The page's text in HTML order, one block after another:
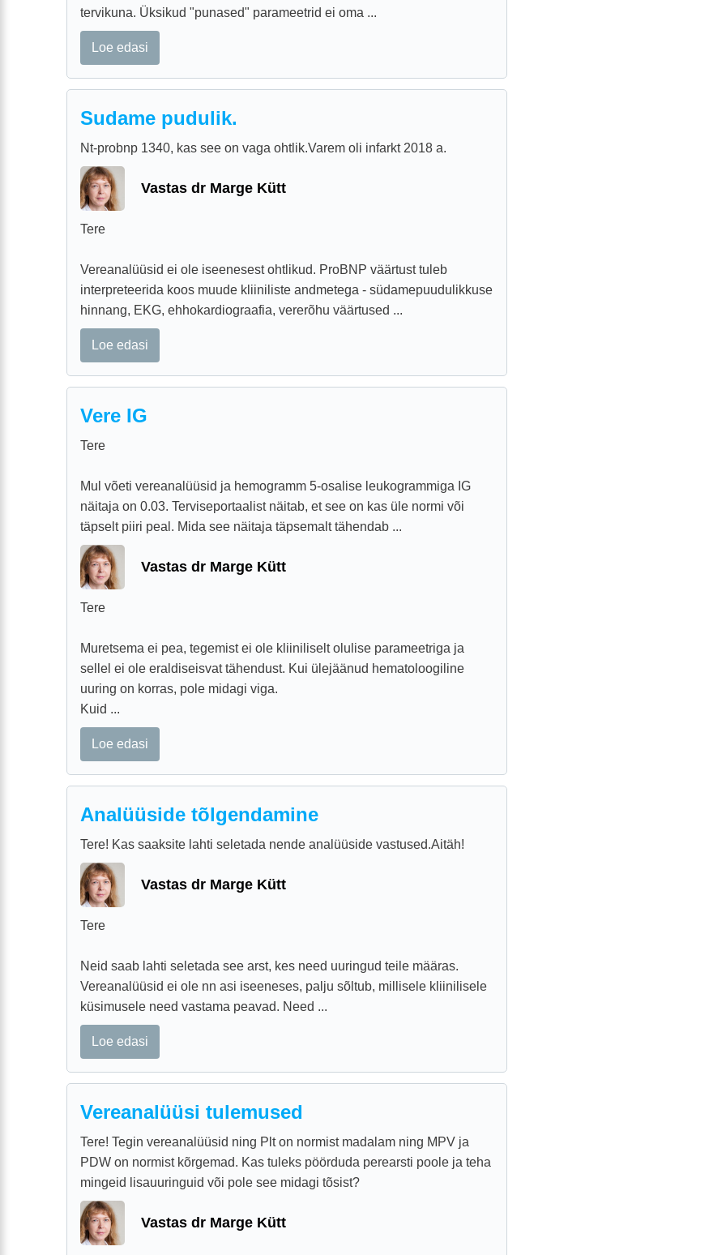
tervikuna. Üksikud "punased" parameetrid ei oma ...
Loe edasi
Sudame pudulik.
Nt-probnp 1340, kas see on vaga ohtlik.Varem oli infarkt 2018 a.
Vastas dr Marge Kütt
Tere
Vereanalüüsid ei ole iseenesest ohtlikud. ProBNP väärtust tuleb
interpreteerida koos muude kliiniliste andmetega - südamepuudulikkuse
hinnang, EKG, ehhokardiograafia, vererõhu väärtused ...
Loe edasi
Vere IG
Tere
Mul võeti vereanalüüsid ja hemogramm 5-osalise leukogrammiga IG
näitaja on 0.03. Terviseportaalist näitab, et see on kas üle normi või
täpselt piiri peal. Mida see näitaja täpsemalt tähendab ...
Vastas dr Marge Kütt
Tere
Muretsema ei pea, tegemist ei ole kliiniliselt olulise parameetriga ja
sellel ei ole eraldiseisvat tähendust. Kui ülejäänud hematoloogiline
uuring on korras, pole midagi viga.
Kuid ...
Loe edasi
Analüüside tõlgendamine
Tere! Kas saaksite lahti seletada nende analüüside vastused.Aitäh!
Vastas dr Marge Kütt
Tere
Neid saab lahti seletada see arst, kes need uuringud teile määras.
Vereanalüüsid ei ole nn asi iseeneses, palju sõltub, millisele kliinilisele
küsimusele need vastama peavad. Need ...
Loe edasi
Vereanalüüsi tulemused
Tere! Tegin vereanalüüsid ning Plt on normist madalam ning MPV ja
PDW on normist kõrgemad. Kas tuleks pöörduda perearsti poole ja teha
mingeid lisauuringuid või pole see midagi tõsist?
Vastas dr Marge Kütt